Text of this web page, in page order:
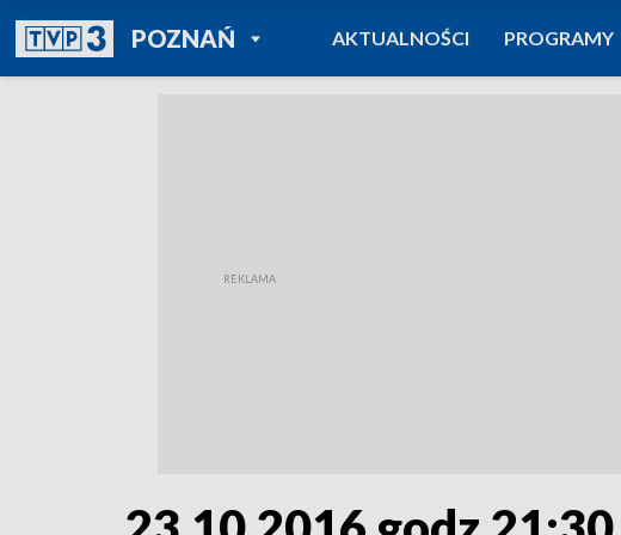
POZNAŃPOWRÓT DO
TVP REGIONY
AKTUALNOŚCI PROGRAMY